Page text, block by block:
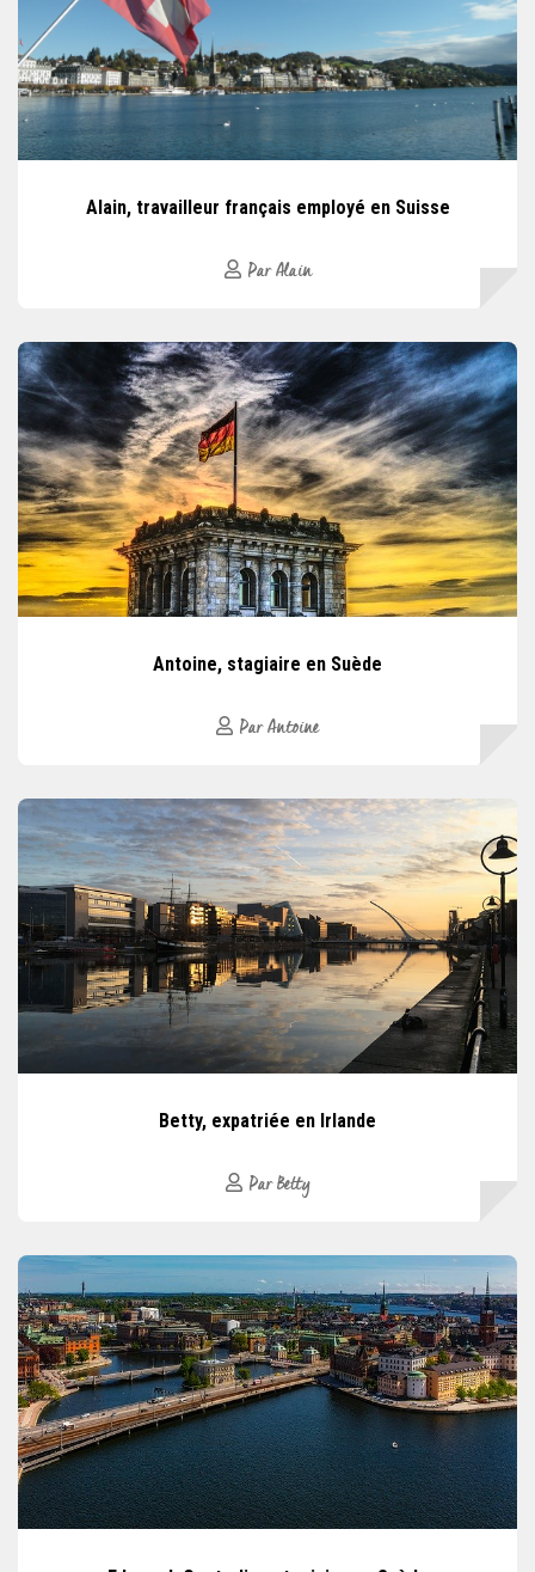
Alain, travailleur français employé en Suisse
Par Alain
Antoine, stagiaire en Suède
Par Antoine
Betty, expatriée en Irlande
Par Betty